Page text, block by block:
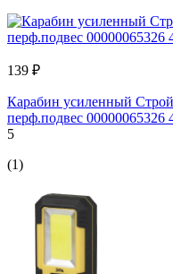
139 ₽
Карабин усиленный
перф.подвес 00000065326
5
(1)